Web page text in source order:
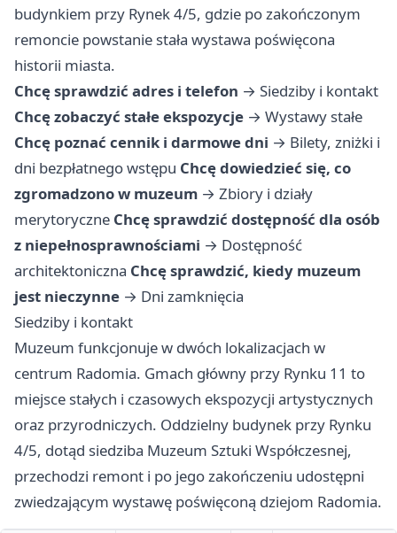
budynkiem przy Rynek 4/5, gdzie po zakończonym
remoncie powstanie stała wystawa poświęcona
historii miasta.
Chcę sprawdzić adres i telefon → Siedziby i kontakt
Chcę zobaczyć stałe ekspozycje → Wystawy stałe
Chcę poznać cennik i darmowe dni → Bilety, zniżki i
dni bezpłatnego wstępu Chcę dowiedzieć się, co
zgromadzono w muzeum → Zbiory i działy
merytoryczne Chcę sprawdzić dostępność dla osób
z niepełnosprawnościami → Dostępność
architektoniczna Chcę sprawdzić, kiedy muzeum
jest nieczynne → Dni zamknięcia
Siedziby i kontakt
Muzeum funkcjonuje w dwóch lokalizacjach w
centrum Radomia. Gmach główny przy Rynku 11 to
miejsce stałych i czasowych ekspozycji artystycznych
oraz przyrodniczych. Oddzielny budynek przy Rynku
4/5, dotąd siedziba Muzeum Sztuki Współczesnej,
przechodzi remont i po jego zakończeniu udostępni
zwiedzającym wystawę poświęconą dziejom Radomia.